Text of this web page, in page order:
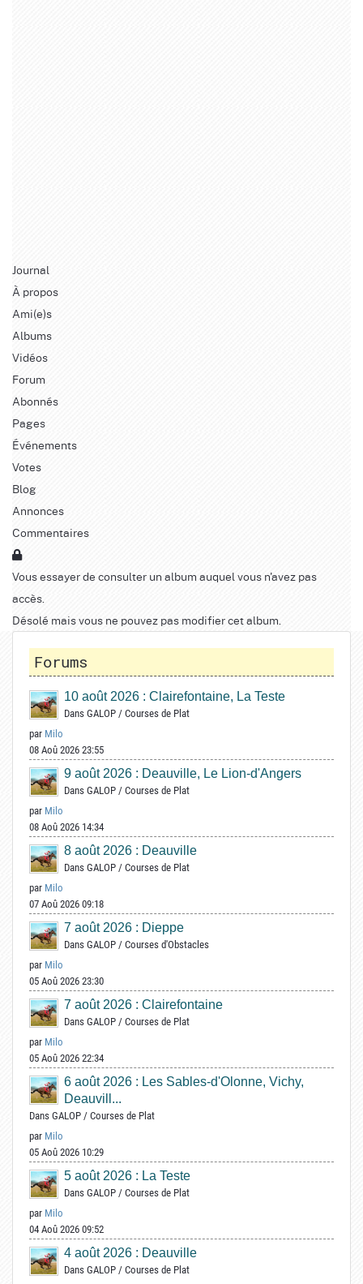
Journal
À propos
Ami(e)s
Albums
Vidéos
Forum
Abonnés
Pages
Événements
Votes
Blog
Annonces
Commentaires
Vous essayer de consulter un album auquel vous n'avez pas
accès.
Désolé mais vous ne pouvez pas modifier cet album.
Forums
10 août 2026 : Clairefontaine, La Teste
Dans GALOP / Courses de Plat
par Milo
08 Aoû 2026 23:55
9 août 2026 : Deauville, Le Lion-d'Angers
Dans GALOP / Courses de Plat
par Milo
08 Aoû 2026 14:34
8 août 2026 : Deauville
Dans GALOP / Courses de Plat
par Milo
07 Aoû 2026 09:18
7 août 2026 : Dieppe
Dans GALOP / Courses d'Obstacles
par Milo
05 Aoû 2026 23:30
7 août 2026 : Clairefontaine
Dans GALOP / Courses de Plat
par Milo
05 Aoû 2026 22:34
6 août 2026 : Les Sables-d'Olonne, Vichy,
Deauvill...
Dans GALOP / Courses de Plat
par Milo
05 Aoû 2026 10:29
5 août 2026 : La Teste
Dans GALOP / Courses de Plat
par Milo
04 Aoû 2026 09:52
4 août 2026 : Deauville
Dans GALOP / Courses de Plat